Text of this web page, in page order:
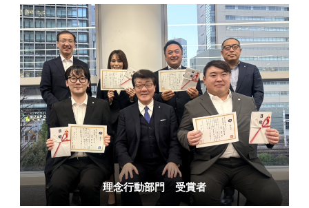
理念行動部門 受賞者